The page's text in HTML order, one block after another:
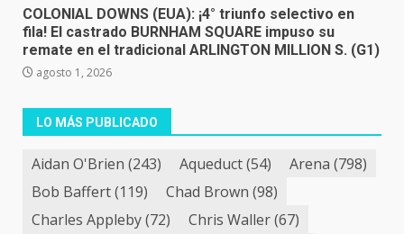
COLONIAL DOWNS (EUA): ¡4° triunfo selectivo en
fila! El castrado BURNHAM SQUARE impuso su
remate en el tradicional ARLINGTON MILLION S. (G1)
agosto 1, 2026
LO MÁS PUBLICADO
Aidan O'Brien (243) Aqueduct(54) Arena (798)
Bob Baffert(119) Chad Brown (98)
Charles Appleby(72) Chris Waller(67)